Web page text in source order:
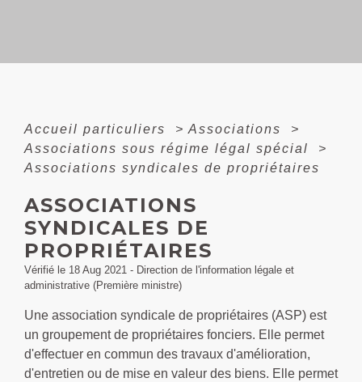
Accueil particuliers > Associations
>
Associations sous régime légal spécial
>
Associations syndicales de propriétaires
ASSOCIATIONS
SYNDICALES DE
PROPRIÉTAIRES
Vérifié le 18 Aug 2021 - Direction de l'information légale et
administrative (Première ministre)
Une association syndicale de propriétaires (ASP) est
un groupement de propriétaires fonciers. Elle permet
d'effectuer en commun des travaux d'amélioration,
d'entretien ou de mise en valeur des biens. Elle permet